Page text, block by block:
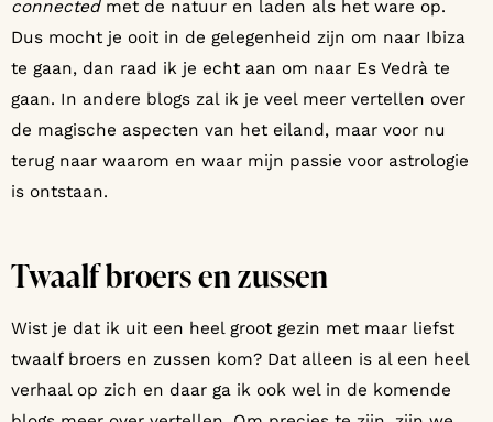
connectedmet de natuur en laden als het ware op.
Dus mocht je ooit in de gelegenheid zijn om naar Ibiza
te gaan, dan raad ik je echt aan om naar Es Vedrà te
gaan. In andere blogs zal ik je veel meer vertellen over
de magische aspecten van het eiland, maar voor nu
terug naar waarom en waar mijn passie voor astrologie
is ontstaan.
Twaalf broers en zussen
Wist je dat ik uit een heel groot gezin met maar liefst
twaalf broers en zussen kom? Dat alleen is al een heel
verhaal op zich en daar ga ik ook wel in de komende